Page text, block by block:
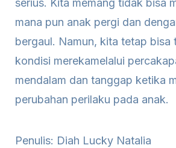
serius. Kita memang tidak bisa
mana pun anak pergi dan
bergaul. Namun, kita tetap bisa
kondisi merekamelalui
mendalam dan tanggap ketika
perubahan perilaku pada anak.
Penulis: Diah Lucky Natalia